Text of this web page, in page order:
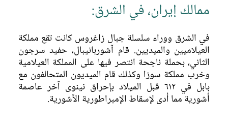
ممالك إيران، في الشرق:
في الشرق ووراء سلسلة جبال زاغروس كانت تقع مملكة
العيلاميين والميديين. قام آشوربانيبال، حفيد سرجون
الثاني، بحملة ناجحة انتصر فيها على المملكة العيلامية
وخرب مملكة سوزا وكذلك قام الميديون المتحالفون مع
بابل في ٦١٢ قبل الميلاد بإحراق نينوى آخر عاصمة
أشورية مما أدى لإسقاط الإمبراطورية الآشورية.